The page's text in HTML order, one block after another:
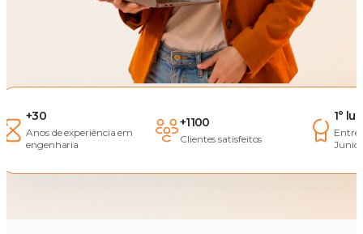
+30
Anos de experiência em
engenharia
+1100
Clientes satisfeitos
1°
Entre